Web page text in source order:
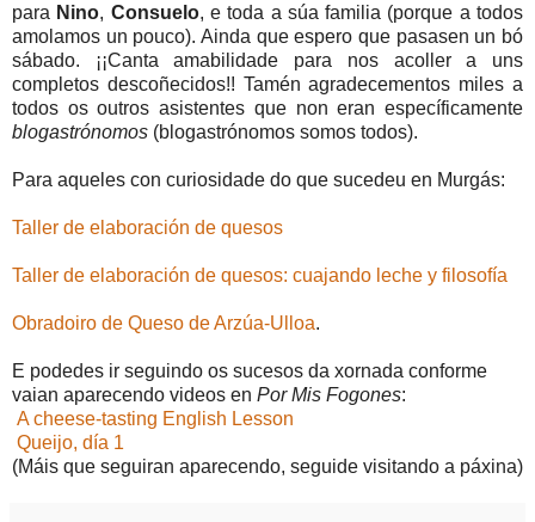
para Nino, Consuelo, e toda a súa familia (porque a todos
amolamos un pouco). Ainda que espero que pasasen un bó
sábado. ¡¡Canta amabilidade para nos acoller a uns
completos descoñecidos!! Tamén agradecementos miles a
todos os outros asistentes que non eran específicamente
blogastrónomos (blogastrónomos somos todos).
Para aqueles con curiosidade do que sucedeu en Murgás:
Taller de elaboración de quesos
Taller de elaboración de quesos: cuajando leche y filosofía
Obradoiro de Queso de Arzúa-Ulloa.
E podedes ir seguindo os sucesos da xornada conforme
vaian aparecendo videos en Por Mis Fogones:
A cheese-tasting English Lesson
Queijo, día 1
(Máis que seguiran aparecendo, seguide visitando a páxina)